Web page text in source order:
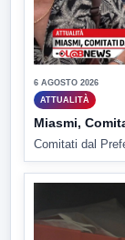
6 AGOSTO 2026
ATTUALITÀ
Miasmi,
Comitati dal